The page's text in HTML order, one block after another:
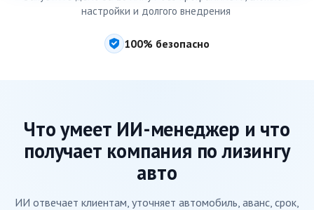
настройки и долгого внедрения
100% безопасно
Что умеет ИИ-менеджер и что
получает компания по лизингу
авто
ИИ отвечает клиентам, уточняет автомобиль, аванс, срок,